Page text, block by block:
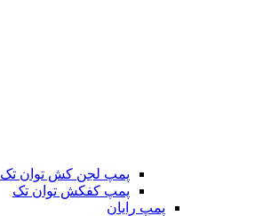
پمپ لجن کش توان تک
پمپ کفکش توان تک
پمپ رایان